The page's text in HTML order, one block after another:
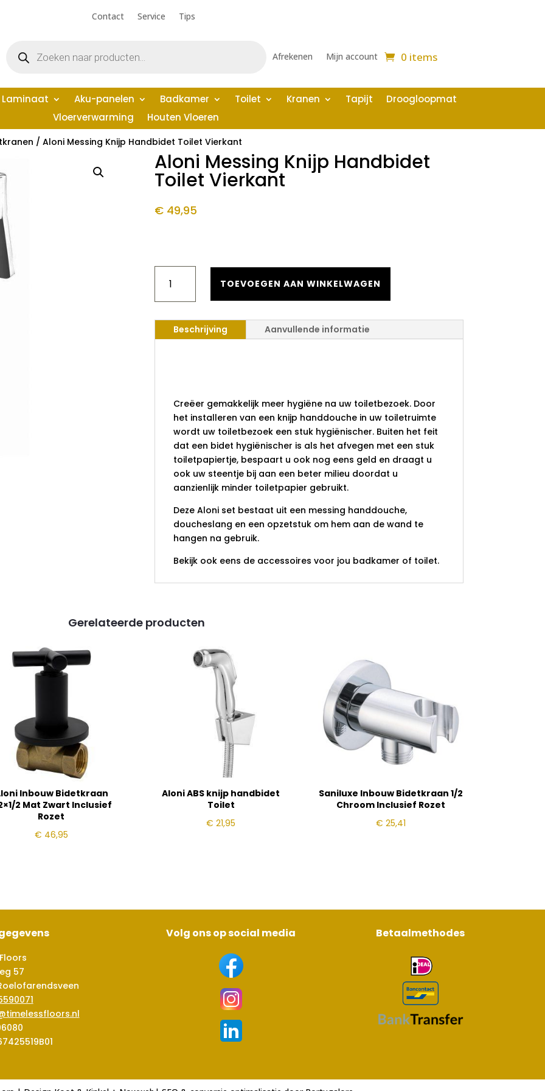
Contact Service Tips
zoeken Afrekenen Mijn account 0 items
Laminaat Aku-panelen Badkamer Toilet Kranen Tapijt
Droogloopmat
Vloerverwarming
Houten Vloeren
/ Aloni Messing Knijp Handbidet Toilet Vierkant
Aloni Messing Knijp Handbidet
Toilet Vierkant
€49,95
MESSING
HANDBIDET
VIERKANT
AANTAL
TOEVOEGEN AAN WINKELWAGEN
Beschrijving Aanvullende informatie
Creëer gemakkelijk meer hygiëne na uw toiletbezoek. Door
het installeren van een knijp handdouche in uw toiletruimte
wordt uw toiletbezoek een stuk hygiënischer. Buiten het feit
dat een bidet hygiënischer is als het afvegen met een stuk
toiletpapiertje, bespaart u ook nog eens geld en draagt u
ook uw steentje bij aan een beter milieu doordat u
aanzienlijk minder toiletpapier gebruikt.
Deze Aloni set bestaat uit een messing handdouche,
doucheslang en een opzetstuk om hem aan de wand te
hangen na gebruik.
Bekijk ook eens de accessoires voor jou badkamer of toilet.
Gerelateerde producten
Inbouw Bidetkraan
2 Mat Zwart Inclusief
Rozet
€ 46,95
Aloni ABS knijp handbidet
Toilet
€ 21,95
Saniluxe Inbouw Bidetkraan 1/2
Chroom Inclusief Rozet
€ 25,41
57
Volg ons op social media Betaalmethodes